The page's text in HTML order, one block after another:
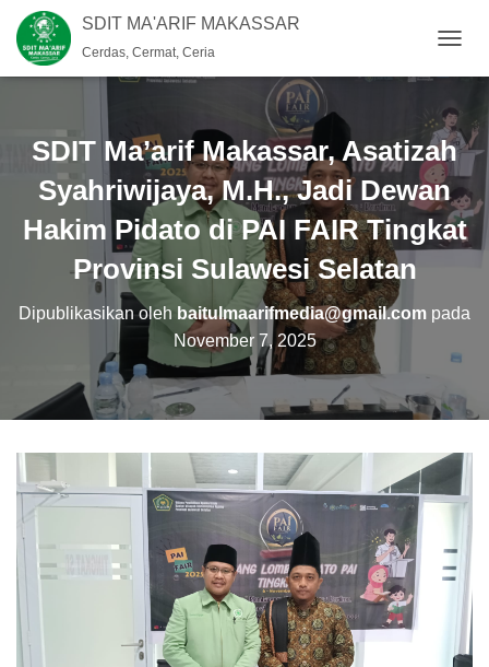
SDIT MA'ARIF MAKASSAR
Cerdas, Cermat, Ceria
O
G
L
E
N
A
V
I
SDIT Ma’arif Makassar, Asatizah
Syahriwijaya, M.H., Jadi Dewan
Hakim Pidato di PAI FAIR Tingkat
Provinsi Sulawesi Selatan
Dipublikasikan oleh baitulmaarifmedia@gmail.com pada
November 7, 2025